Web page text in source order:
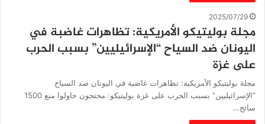
2025/07/29
مجلة بوليتيكو الأمريكية: تظاهرات غاضبة في
اليونان ضد السياح “الإسرائيليين” بسبب الحرب
على غزة
مجلة بوليتيكو الأمريكية: تظاهرات غاضبة في اليونان ضد السياح
“الإسرائيليين” بسبب الحرب على غزة بوليتيكو: محتجون حاولوا منع 1500
سائح…